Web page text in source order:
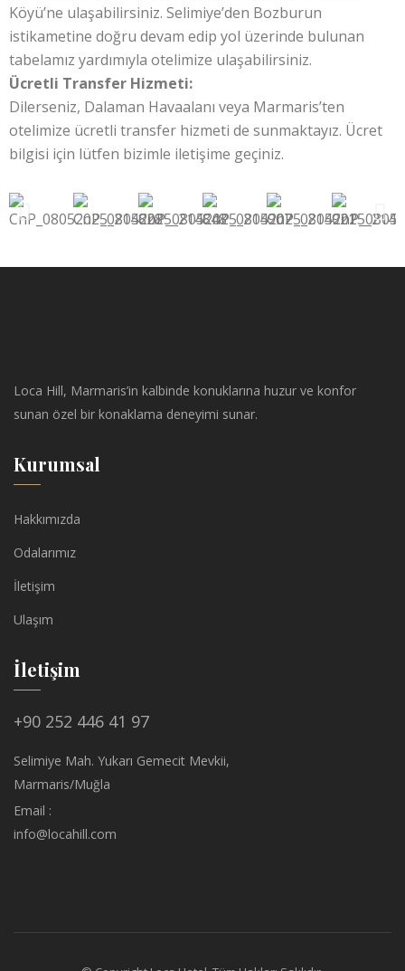
Köyü’ne ulaşabilirsiniz. Selimiye’den Bozburun
istikametine doğru devam edip yol üzerinde bulunan
tabelamız yardımıyla otelimize ulaşabilirsiniz.
Ücretli Transfer Hizmeti:
Dilerseniz, Dalaman Havaalanı veya Marmaris’ten
otelimize ücretli transfer hizmeti de sunmaktayız. Ücret
bilgisi için lütfen bizimle iletişime geçiniz.
Loca Hill, Marmaris’in kalbinde konuklarına huzur ve konfor
sunan özel bir konaklama deneyimi sunar.
Kurumsal
Hakkımızda
Odalarımız
İletişim
Ulaşım
İletişim
+90 252 446 41 97
Selimiye Mah. Yukarı Gemecit Mevkii,
Marmaris/Muğla
Email :
info@locahill.com